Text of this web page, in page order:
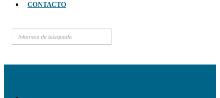
CONTACTO